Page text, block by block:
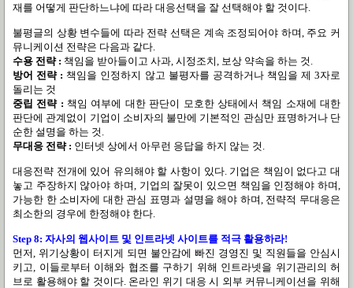
재를 어떻게 판단하느냐에 따라 대응선택을 잘 선택해야 할 것이다.
불평글의 상황 변수들에 따라 전략 선택은 계속 조정되어야 하며, 주요 커
뮤니케이션 전략은 다음과 같다.
수용 전략 : 책임을 받아들이고 사과, 시정조치, 보상 약속을 하는 것.
방어 전략 : 책임을 인정하지 않고 불평자를 공격하거나 책임을 제 3자로
돌리는 것
중립 전략 : 책임 여부에 대한 판단이 모호한 상태에서 책임 소재에 대한
판단에 관계없이 기업이 소비자의 불만에 기본적인 관심만 표명하거나 단
순한 설명을 하는 것.
무대응 전략 : 인터넷 상에서 아무런 응답을 하지 않는 것.
대응전략 전개에 있어 유의해야 할 사항이 있다. 기업은 책임이 없다고 대
놓고 주장하지 않아야 하며, 기업의 잘못이 있으면 책임을 인정해야 하며,
가능한 한 소비자에 대한 관심 표명과 설명을 해야 하며, 전략적 무대응은
최소한의 경우에 한정해야 한다.
Step 8: 자사의 웹사이트 및 인트라넷 사이트를 적극 활용하라!
먼저, 위기상황이 터지게 되면 불안감에 빠진 경영진 및 직원들을 안심시
키고, 이들로부터 이해와 협조를 구하기 위해 인트라넷을 위기관리의 허
브로 활용해야 할 것이다. 온라인 위기 대응 시 외부 커뮤니케이션을 위해